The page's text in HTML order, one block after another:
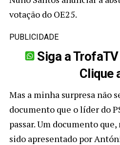
votação do OE25.
PUBLICIDADE
Siga a
Clique
Mas a minha surpresa não
documento que o líder do
passar. Um documento
sido apresentado por